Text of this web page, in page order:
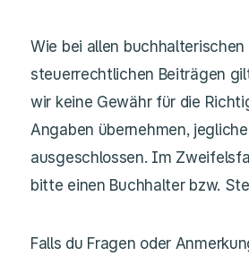
Wie bei allen buchhalterischen
steuerrechtlichen Beiträgen
wir keine Gewähr für die
Angaben übernehmen,
ausgeschlossen. Im
bitte einen Buchhalter bzw.
Falls du Fragen oder